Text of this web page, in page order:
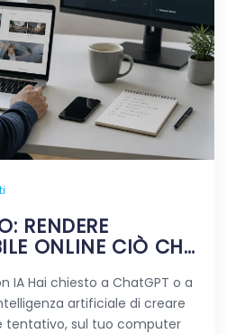
RENDERE
ONLINE CIÒ CHE
IA Hai chiesto a ChatGPT o a
artificiale di creare
tentativo, sul tuo computer